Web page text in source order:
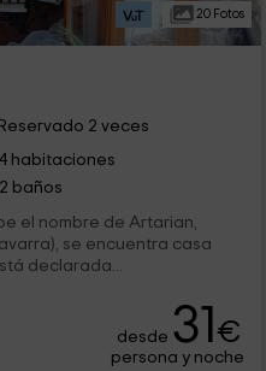
20 Fotos
Reservado 2 veces
4 habitaciones
2 baños
el nombre de Artarian,
se encuentra casa
declarada...
desde 31€
persona y noche